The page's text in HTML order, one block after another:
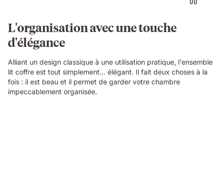
L'organisation avec une touche
d'élégance
Alliant un design classique à une utilisation pratique, l'ensemble
lit coffre est tout simplement... élégant. Il fait deux choses à la
fois : il est beau et il permet de garder votre chambre
impeccablement organisée.